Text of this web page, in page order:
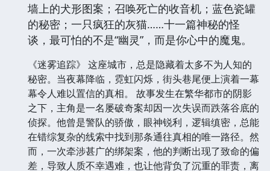
墙上的犬形图案；召唤死亡的收音机；蓝色瓷罐
的秘密；一只疯狂的灰猫……十一篇神秘的怪
谈，最可怕的不是“幽灵”，而是你心中的魔鬼。
《迷雾追踪》 这座城市，总是隐藏着太多不为人知的
秘密。当夜幕降临，霓虹闪烁，街头巷尾便上演着一幕
幕令人难以置信的真相。 故事发生在繁华都市的阴影
之下，主角是一名屡破奇案却因一次失误而跌落谷底的
侦探。他曾是警队的骄傲，眼神锐利，逻辑缜密，总能
在错综复杂的线索中找到那条通往真相的唯一路径。然
而，一次牵涉甚广的绑架案，他的判断出现了致命的偏
差，导致人质不幸遇难，也让他背负了沉重的罪责，离